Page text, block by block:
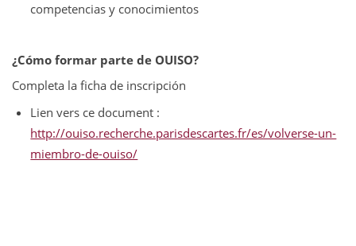
competencias y conocimientos
¿Cómo formar parte de OUISO?
Completa la ficha de inscripción
Lien vers ce document :
http://ouiso.recherche.parisdescartes.fr/es/volverse-un-
miembro-de-ouiso/